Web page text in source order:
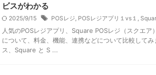
ビスがわかる
2025/9/15 POSレジ POSレジアプリ１vs１
人気のPOSレジアプリ、Square POSレジ（スクエア
について、料金、機能、連携などについて比較して
ス、Square と S ...